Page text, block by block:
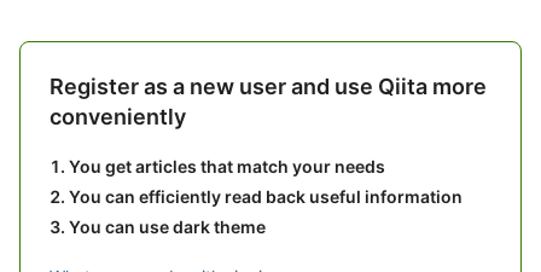
Register as a new user and use Qiita more
conveniently
You get articles that match your needs
You can efficiently read back useful information
You can use dark theme